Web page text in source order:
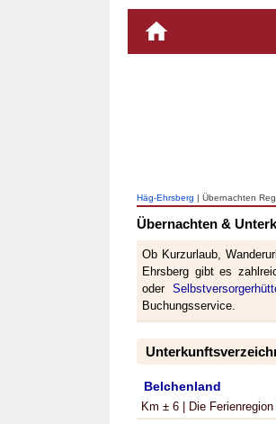
Häg-Ehrsberg | Übernachten
Übernachten &
Ob Kurzurlaub,
Ehrsberg gibt es
oder
Buchungsservice.
Belchenland
Km ± 6 | Die